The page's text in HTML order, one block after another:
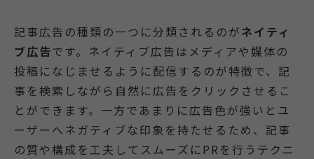
記事広告の種類の一つに分類されるのがネイティ
ブ広告です。ネイティブ広告はメディアや媒体の
投稿になじませるように配信するのが特徴で、記
事を検索しながら自然に広告をクリックさせるこ
とができます。一方であまりに広告色が強いとユ
ーザーへネガティブな印象を持たせるため、記事
の質や構成を工夫してスムーズにPRを行うテクニ